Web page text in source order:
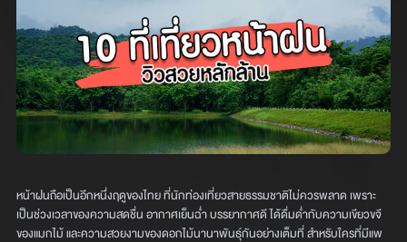
หน้าฝนถือเป็นอีกหนึ่งฤดูของไทย ที่นักท่องเที่ยวสายธรรมชาติไม่ควรพลาด เพราะ
เป็นช่วงเวลาของความสดชื่น อากาศเย็นฉ่ำ บรรยากาศดี ได้ดื่มด่ำกับความเขียวขจี
ของแมกไม้ และความสวยงามของดอกไม้นานาพันธุ์กันอย่างเต็มที่ สำหรับใครที่มีแพ